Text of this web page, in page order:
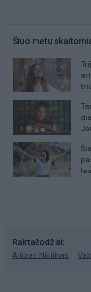
Šiuo metu
Raktažodžiai
Artūras Nikitinas